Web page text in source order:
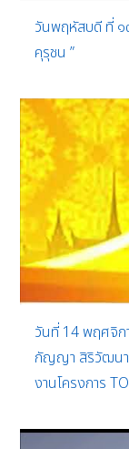
วันพฤหัสบดี ที่ ๑
คุรุชน ”
วันที่ 14 พฤศจิ
กัญญา สิริวัฒนา
งานโครงการ